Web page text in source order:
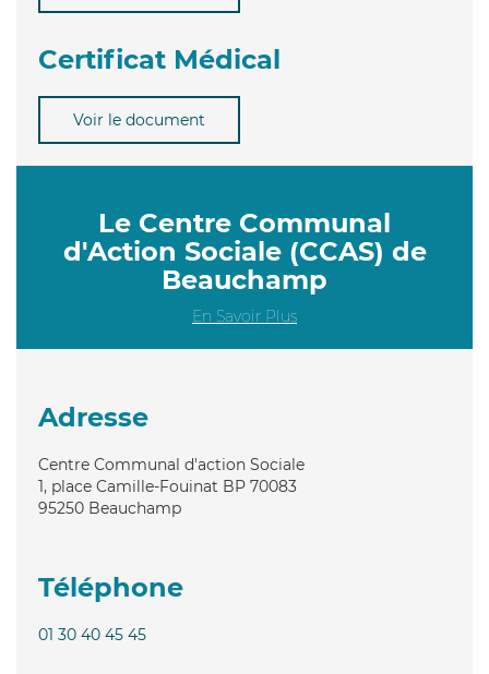
Certificat Médical
Voir le document
Le Centre Communal
d'Action Sociale (CCAS) de
Beauchamp
En Savoir Plus
Adresse
Centre Communal d'action Sociale
1, place Camille-Fouinat BP 70083
95250 Beauchamp
Téléphone
01 30 40 45 45